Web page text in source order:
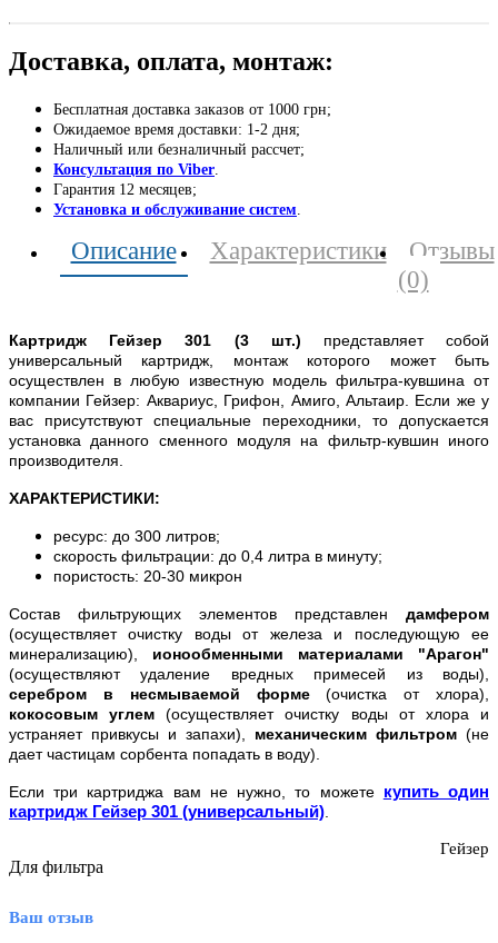
Доставка, оплата, монтаж:
Бесплатная доставка заказов от 1000 грн;
Ожидаемое время доставки: 1-2 дня;
Наличный или безналичный рассчет;
Консультация по Viber
Гарантия 12 месяцев;
Установка и обслуживание систем
Описание Характеристики
Отзывы
(0)
Картридж Гейзер 301 (3 шт.) представляет собой
универсальный картридж, монтаж которого может быть
осуществлен в любую известную модель фильтра-кувшина от
компании Гейзер: Аквариус, Грифон, Амиго, Альтаир. Если же у
вас присутствуют специальные переходники, то допускается
установка данного сменного модуля на фильтр-кувшин иного
производителя.
ХАРАКТЕРИСТИКИ:
ресурс: до 300 литров;
скорость фильтрации: до 0,4 литра в минуту;
пористость: 20-30 микрон
Состав фильтрующих элементов представлен дамфером
(осуществляет очистку воды от железа и последующую ее
минерализацию), ионообменными материалами "Арагон"
(осуществляют удаление вредных примесей из воды),
серебром в несмываемой форме(очистка от хлора),
кокосовым углем (осуществляет очистку воды от хлора и
устраняет привкусы и запахи), механическим фильтром (не
дает частицам сорбента попадать в воду).
Если три картриджа вам не нужно, то можете купить один
картридж Гейзер 301 (универсальный)
Для фильтра
Гейзер
Ваш отзыв